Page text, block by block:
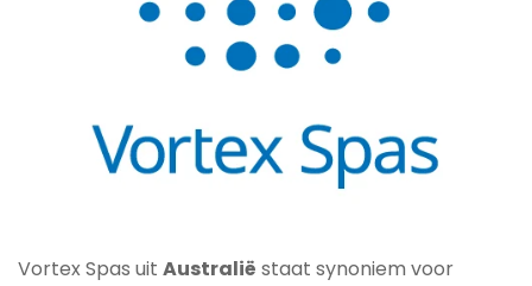
Vortex Spas uit Australië staat synoniem voor